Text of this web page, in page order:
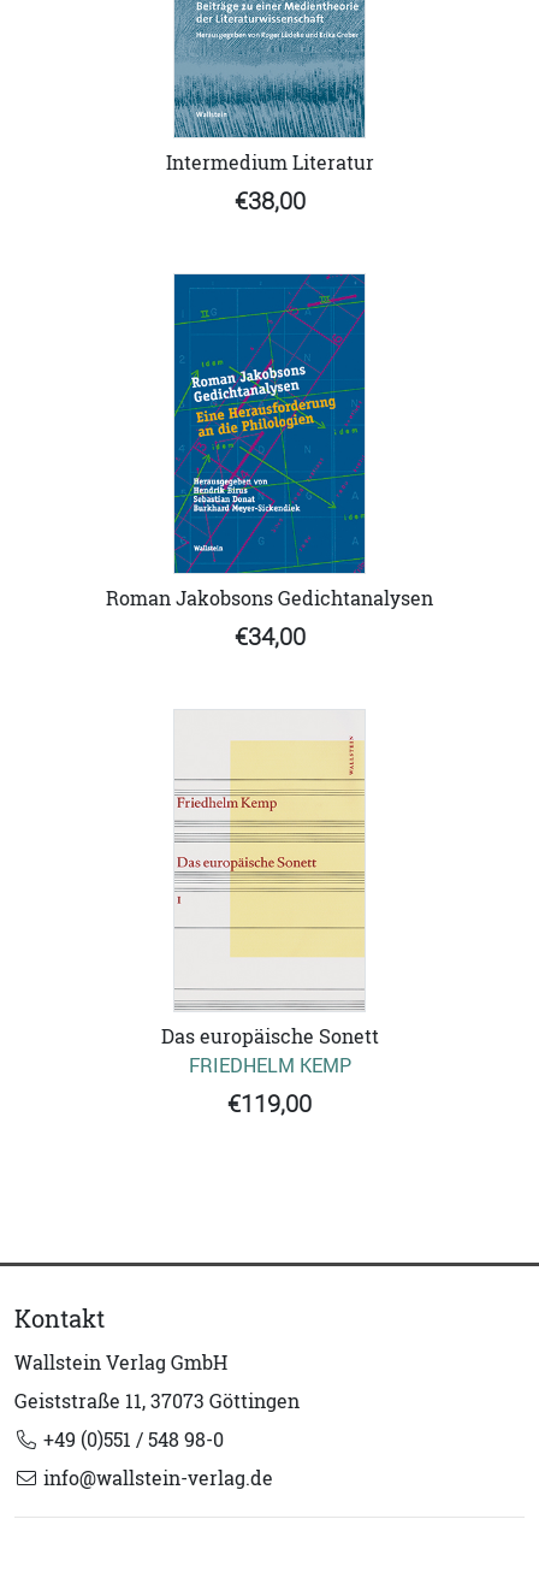
Intermedium Literatur
€38,00
Roman Jakobsons Gedichtanalysen
€34,00
Das europäische Sonett
FRIEDHELM KEMP
€119,00
Kontakt
Wallstein Verlag GmbH
Geiststraße 11, 37073 Göttingen
+49 (0)551 / 548 98-0
info@wallstein-verlag.de